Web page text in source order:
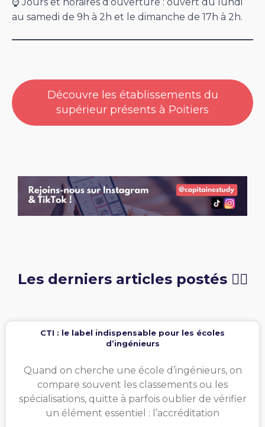
au samedi de 9h à 2h et le dimanche de 17h à 2h.
Découvre les établissements du
supérieur présents à Poitiers
Les derniers articles postés 👇🏻
CTI : le label indispensable pour les écoles
d’ingénieurs
Quand on cherche une école d’ingénieurs, on
compare souvent les classements ou les
spécialisations, quitte à parfois oublier de vérifier
un élément essentiel : l’accréditation